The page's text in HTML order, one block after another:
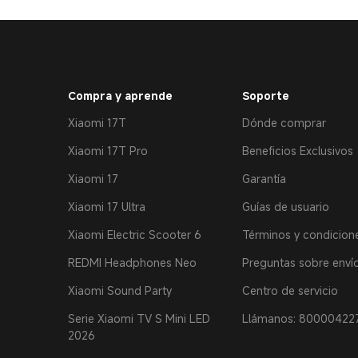
Compra y aprende
Xiaomi 17T
Xiaomi 17T Pro
Xiaomi 17
Xiaomi 17 Ultra
Xiaomi Electric Scooter 6
REDMI Headphones Neo
Xiaomi Sound Party
Serie Xiaomi TV S Mini LED
2026
Soporte
Dónde comprar
Beneficios Exclusivos
Garantía
Guías de usuario
Términos y
Preguntas sobre
Centro de servicio
Llámanos: